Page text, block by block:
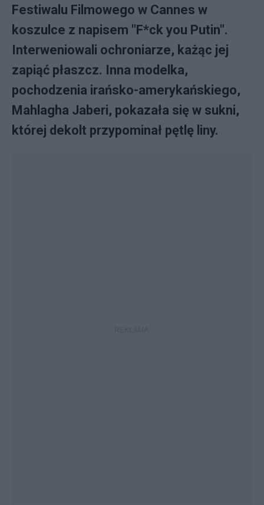
Festiwalu Filmowego w Cannes w
koszulce z napisem "F*ck you Putin".
Interweniowali ochroniarze, każąc jej
zapiąć płaszcz. Inna modelka,
pochodzenia irańsko-amerykańskiego,
Mahlagha Jaberi, pokazała się w sukni,
której dekolt przypominał pętlę liny.